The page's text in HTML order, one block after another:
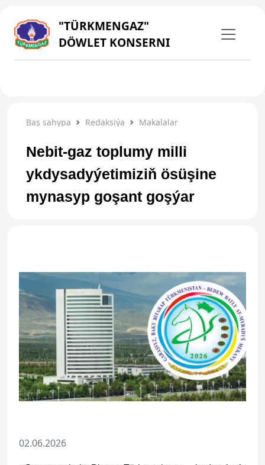
"TÜRKMENGAZ"
DÖWLET KONSERNI
Baş sahypa Redaksiýa Makalalar
Nebit-gaz toplumy milli
ykdysadyýetimiziň ösüşine
mynasyp goşant goşýar
02.06.2026